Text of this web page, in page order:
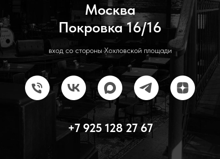
Москва
Покровка 16/16
вход со стороны Хохловской площади
+7 925 128 27 67